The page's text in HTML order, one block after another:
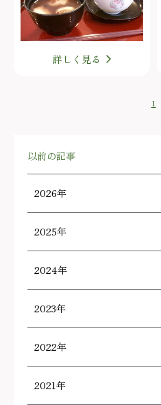
詳しく見る
1
以前の記事
2026年
2025年
2024年
2023年
2022年
2021年